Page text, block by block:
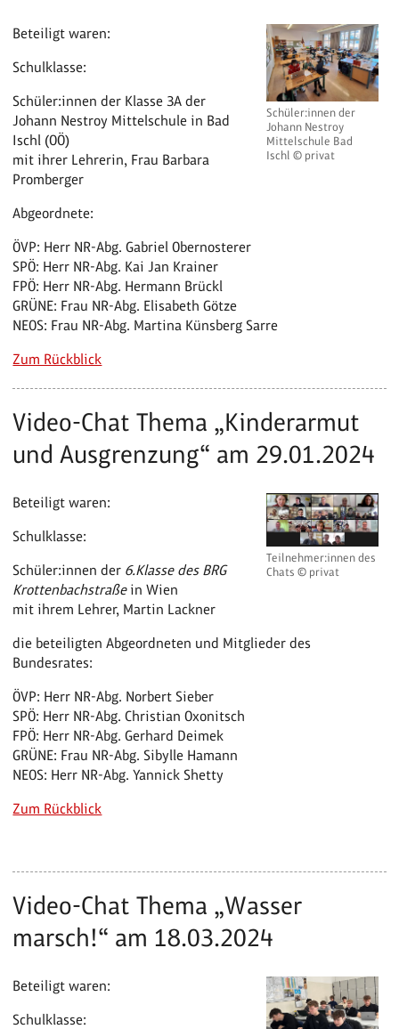
Schüler:innen der
Johann Nestroy
Mittelschule Bad
Ischl © privat
Beteiligt waren:
Schulklasse:
Schüler:innen der Klasse 3A der
Johann Nestroy Mittelschule in Bad
Ischl (OÖ)
mit ihrer Lehrerin, Frau Barbara
Promberger
Abgeordnete:
ÖVP: Herr NR-Abg. Gabriel Obernosterer
SPÖ: Herr NR-Abg. Kai Jan Krainer
FPÖ: Herr NR-Abg. Hermann Brückl
GRÜNE: Frau NR-Abg. Elisabeth Götze
NEOS: Frau NR-Abg. Martina Künsberg Sarre
Zum Rückblick
Video-Chat Thema „Kinderarmut
und Ausgrenzung“ am 29.01.2024
Teilnehmer:innen des
Chats © privat
Beteiligt waren:
Schulklasse:
Schüler:innen der 6.Klasse des BRG
Krottenbachstraßein Wien
mit ihrem Lehrer, Martin Lackner
die beteiligten Abgeordneten und Mitglieder des
Bundesrates:
ÖVP: Herr NR-Abg. Norbert Sieber
SPÖ: Herr NR-Abg. Christian Oxonitsch
FPÖ: Herr NR-Abg. Gerhard Deimek
GRÜNE: Frau NR-Abg. Sibylle Hamann
NEOS: Herr NR-Abg. Yannick Shetty
Zum Rückblick
Video-Chat Thema „Wasser
marsch!“ am 18.03.2024
Beteiligt waren:
Schulklasse: